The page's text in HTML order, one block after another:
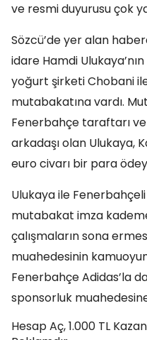
ve resmi duyurusu çok
Sözcü’de yer alan
idare Hamdi
yoğurt şirketi Chobani
mutabakatına vardı.
Fenerbahçe taraftarı ve
arkadaşı olan Ulukaya,
euro civarı bir para
Ulukaya ile
mutabakat imza
çalışmaların sona
muahedesinin
Fenerbahçe Adidas’la
sponsorluk
Hesap Aç, 1.000 TL